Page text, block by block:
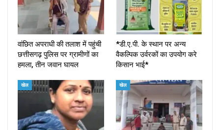
वांछित अपराधी की तलाश में पहुंची
छत्तीसगढ़ पुलिस पर ग्रामीणों का
हमला, तीन जवान घायल
*डी.ए.पी. के स्थान पर अन्य
वैकल्पिक उर्वरकों का उपयोग करे
किसान भाई*
खेल खेल